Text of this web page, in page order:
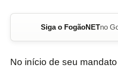
Siga o FogãoNETno
No início de seu